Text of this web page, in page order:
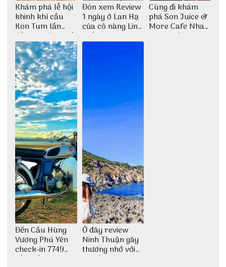
Khám phá lễ hội
khinh khí cầu
Kon Tum lần
đầu tiên được tổ
chức
Đón xem Review
1 ngày ở Lan Hạ
của cô nàng Linh
Trần
Cùng đi khám
phá Son Juice &
More Cafe Nha
Trang với anh
Đến Cầu Hùng
Vương Phú Yên
check-in 7749
tấm sống ảo
Ở đây review
Ninh Thuận gây
thương nhớ với
nét đẹp thiên